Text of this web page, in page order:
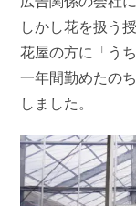
しかし花を扱う
花屋の方に「う
一年間勤めたの
しました。